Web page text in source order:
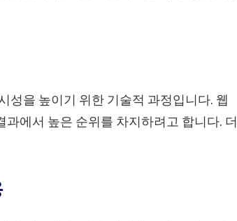
성을 높이기 위한 기술적 과정입니다. 웹
에서 높은 순위를 차지하려고 합니다. 더